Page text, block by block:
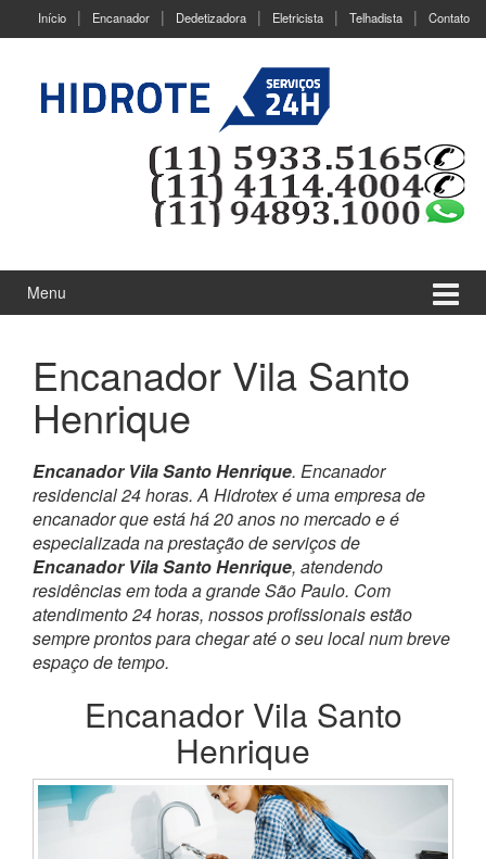
Início Encanador Dedetizadora Eletricista Telhadista Contato
Menu
Encanador Vila Santo
Henrique
Encanador Vila Santo Henrique. Encanador
residencial 24 horas. A Hidrotex é uma empresa de
encanador que está há 20 anos no mercado e é
especializada na prestação de serviços de
Encanador Vila Santo Henrique, atendendo
residências em toda a grande São Paulo. Com
atendimento 24 horas, nossos profissionais estão
sempre prontos para chegar até o seu local num breve
espaço de tempo.
Encanador Vila Santo
Henrique